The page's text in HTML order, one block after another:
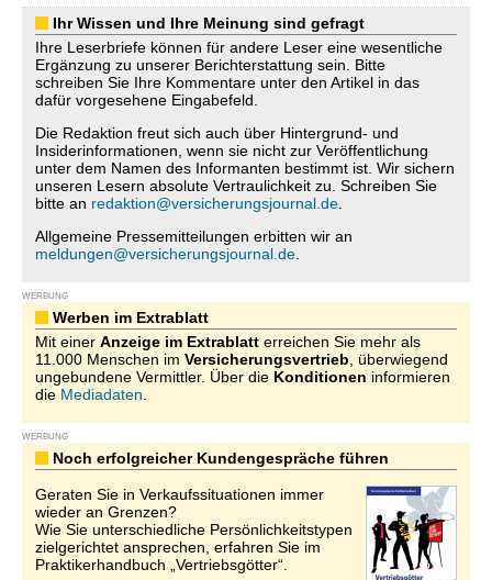
Ihr Wissen und Ihre Meinung sind gefragt
Ihre Leserbriefe können für andere Leser eine wesentliche
Ergänzung zu unserer Berichterstattung sein. Bitte
schreiben Sie Ihre Kommentare unter den Artikel in das
dafür vorgesehene Eingabefeld.
Die Redaktion freut sich auch über Hintergrund- und
Insiderinformationen, wenn sie nicht zur Veröffentlichung
unter dem Namen des Informanten bestimmt ist. Wir sichern
unseren Lesern absolute Vertraulichkeit zu. Schreiben Sie
bitte an redaktion@versicherungsjournal.de
Allgemeine Pressemitteilungen erbitten wir an
meldungen@versicherungsjournal.de
WERBUNG
Werben im Extrablatt
Mit einer Anzeige im Extrablatt erreichen Sie mehr als
11.000 Menschen im Versicherungsvertrieb , überwiegend
ungebundene Vermittler. Über die Konditionen informieren
die Mediadaten
WERBUNG
Noch erfolgreicher Kundengespräche führen
Geraten Sie in Verkaufssituationen immer
wieder an Grenzen?
Wie Sie unterschiedliche Persönlichkeitstypen
zielgerichtet ansprechen, erfahren Sie im
Praktikerhandbuch „Vertriebsgötter“.